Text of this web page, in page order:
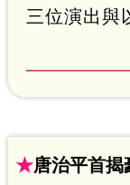
三位演出與
次飾演一
時告白，
祝福。趙浩
★唐治平首